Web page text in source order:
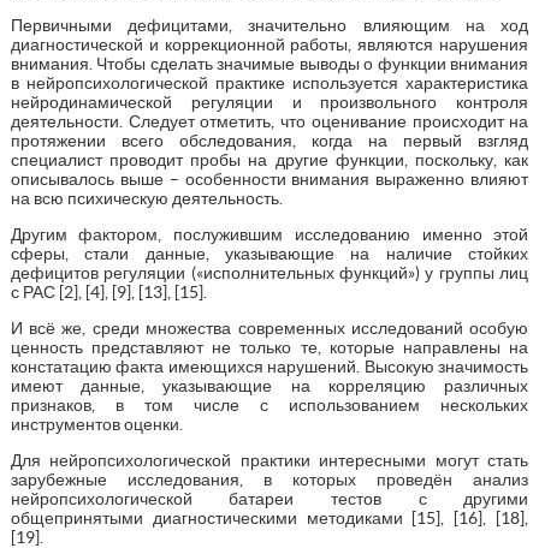
Первичными дефицитами, значительно влияющим на ход
диагностической и коррекционной работы, являются нарушения
внимания. Чтобы сделать значимые выводы о функции внимания
в нейропсихологической практике используется характеристика
нейродинамической регуляции и произвольного контроля
деятельности. Следует отметить, что оценивание происходит на
протяжении всего обследования, когда на первый взгляд
специалист проводит пробы на другие функции, поскольку, как
описывалось выше – особенности внимания выраженно влияют
на всю психическую деятельность.
Другим фактором, послужившим исследованию именно этой
сферы, стали данные, указывающие на наличие стойких
дефицитов регуляции («исполнительных функций») у группы лиц
с РАС [2], [4], [9], [13], [15].
И всё же, среди множества современных исследований особую
ценность представляют не только те, которые направлены на
констатацию факта имеющихся нарушений. Высокую значимость
имеют данные, указывающие на корреляцию различных
признаков, в том числе с использованием нескольких
инструментов оценки.
Для нейропсихологической практики интересными могут стать
зарубежные исследования, в которых проведён анализ
нейропсихологической батареи тестов с другими
общепринятыми диагностическими методиками [15], [16], [18],
[19].